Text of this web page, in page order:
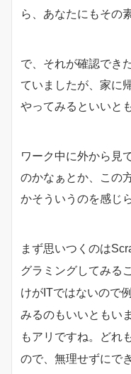
ら、あなたにもその
で、それが確認でき
ていましたが、家に
やってみるといいと
ワーク中に外から見
のかなぁとか、この
かそういうのを感じ
まず思いつくのは
グラミングしてみる
けがITではないので
みるのもいいともい
もアリですね。どれ
ので、無理せずにで